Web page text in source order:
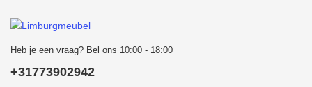
Heb je een vraag? Bel ons 10:00 - 18:00
+31773902942